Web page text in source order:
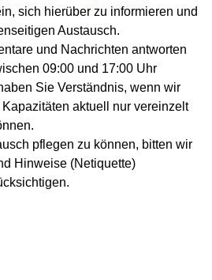
sich hierüber zu informieren und
Austausch.
und Nachrichten antworten
09:00 und 17:00 Uhr
Sie Verständnis, wenn wir
aktuell nur vereinzelt
pflegen zu können, bitten wir
Hinweise (Netiquette)